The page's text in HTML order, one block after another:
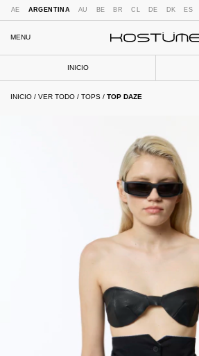
AE ARGENTINA AU BE BR CL DE DK ES
MENU
INICIO
INICIO / VER TODO / TOPS / TOP DAZE